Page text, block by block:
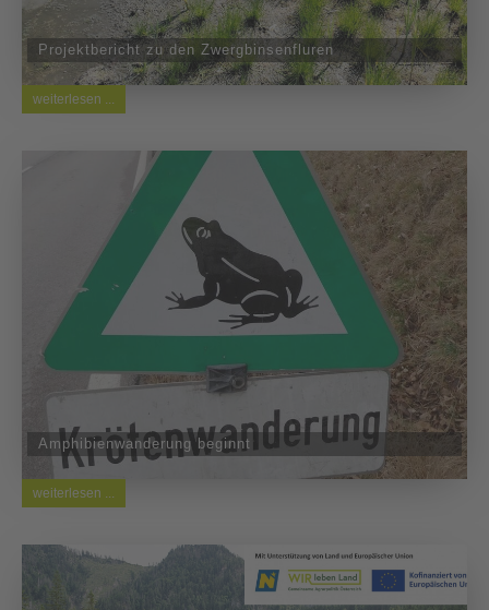
Projektbericht zu den Zwergbinsenfluren
weiterlesen ...
Amphibienwanderung beginnt
weiterlesen ...